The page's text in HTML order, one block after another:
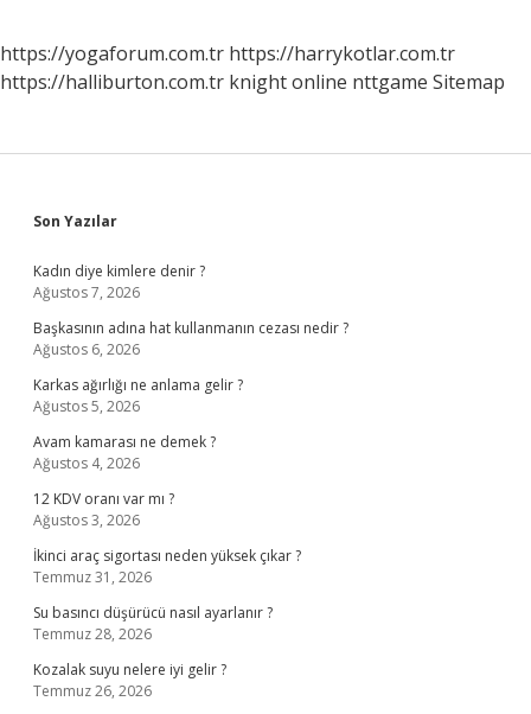
https://yogaforum.com.tr https://harrykotlar.com.tr
https://halliburton.com.tr knight online nttgame Sitemap
Sidebar
Son Yazılar
Kadın diye kimlere denir ?
Ağustos 7, 2026
Başkasının adına hat kullanmanın cezası nedir ?
Ağustos 6, 2026
Karkas ağırlığı ne anlama gelir ?
Ağustos 5, 2026
Avam kamarası ne demek ?
Ağustos 4, 2026
12 KDV oranı var mı ?
Ağustos 3, 2026
İkinci araç sigortası neden yüksek çıkar ?
Temmuz 31, 2026
Su basıncı düşürücü nasıl ayarlanır ?
Temmuz 28, 2026
Kozalak suyu nelere iyi gelir ?
Temmuz 26, 2026